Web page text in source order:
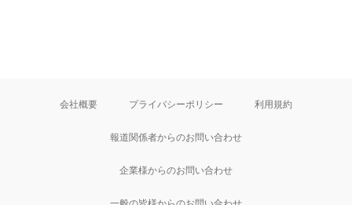
会社概要 プライバシーポリシー 利用規約
報道関係者からのお問い合わせ
企業様からのお問い合わせ